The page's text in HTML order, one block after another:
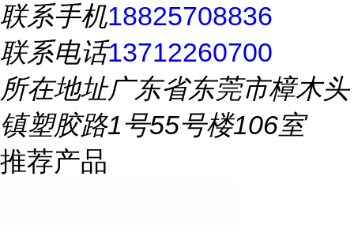
联系手机18825708836
联系电话13712260700
所在地址广东省东莞市樟木头
镇塑胶路1号55号楼106室
推荐产品